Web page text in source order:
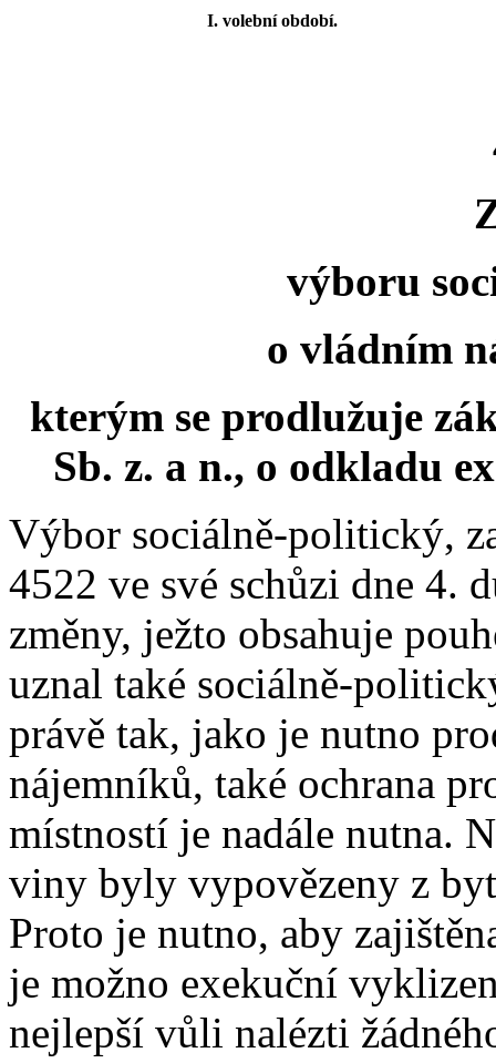
I. volební období.
výboru
o vládním
kterým se prodlužuje
Sb. z. a n., o odkladu
Výbor sociálně-politický,
4522 ve své schůzi dne 4.
změny, ježto obsahuje
uznal také sociálně-
právě tak, jako je nutno
nájemníků, také ochrana
místností je nadále nutna.
viny byly vypovězeny z
Proto je nutno, aby
je možno exekuční
nejlepší vůli nalézti